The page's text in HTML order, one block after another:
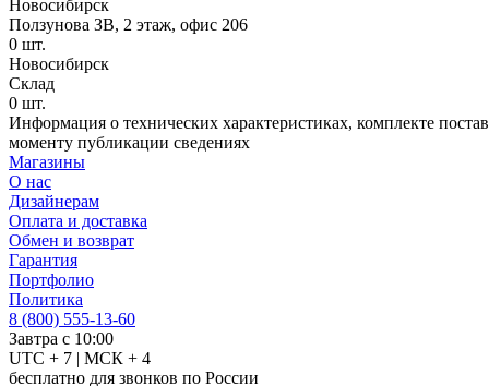
Новосибирск
Ползунова ЗВ, 2 этаж, офис 206
0 шт.
Новосибирск
Склад
0 шт.
Информация о технических характеристиках, комплекте
моменту публикации сведениях
Магазины
О нас
Дизайнерам
Оплата и доставка
Обмен и возврат
Гарантия
Портфолио
Политика
8 (800) 555-13-60
Завтра с 10:00
UTC + 7 | МСК + 4
бесплатно для звонков по России